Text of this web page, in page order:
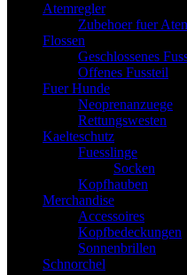
Atemregler
Zubehoer fuer
Flossen
Geschlossenes
Offenes Fussteil
Fuer Hunde
Neoprenanzuege
Rettungswesten
Kaelteschutz
Fuesslinge
Socken
Kopfhauben
Merchandise
Accessoires
Kopfbedeckungen
Sonnenbrillen
Schnorchel